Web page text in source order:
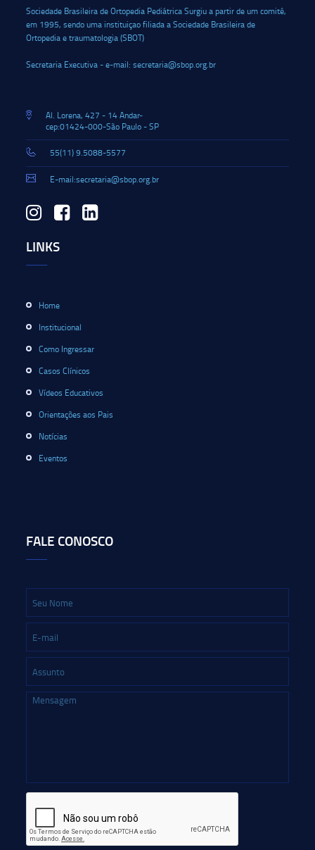
Sociedade Brasileira de Ortopedia Pediátrica Surgiu a partir de um comitê,
em 1995, sendo uma instituiçao filiada a Sociedade Brasileira de
Ortopedia e traumatologia (SBOT)
Secretaria Executiva - e-mail: secretaria@sbop.org.br
Al. Lorena, 427 - 14 Andar-
cep:01424-000-São Paulo - SP
55(11) 9.5088-5577
E-mail:secretaria@sbop.org.br
LINKS
Home
Institucional
Como Ingressar
Casos Clínicos
Vídeos Educativos
Orientações aos Pais
Notícias
Eventos
FALE CONOSCO